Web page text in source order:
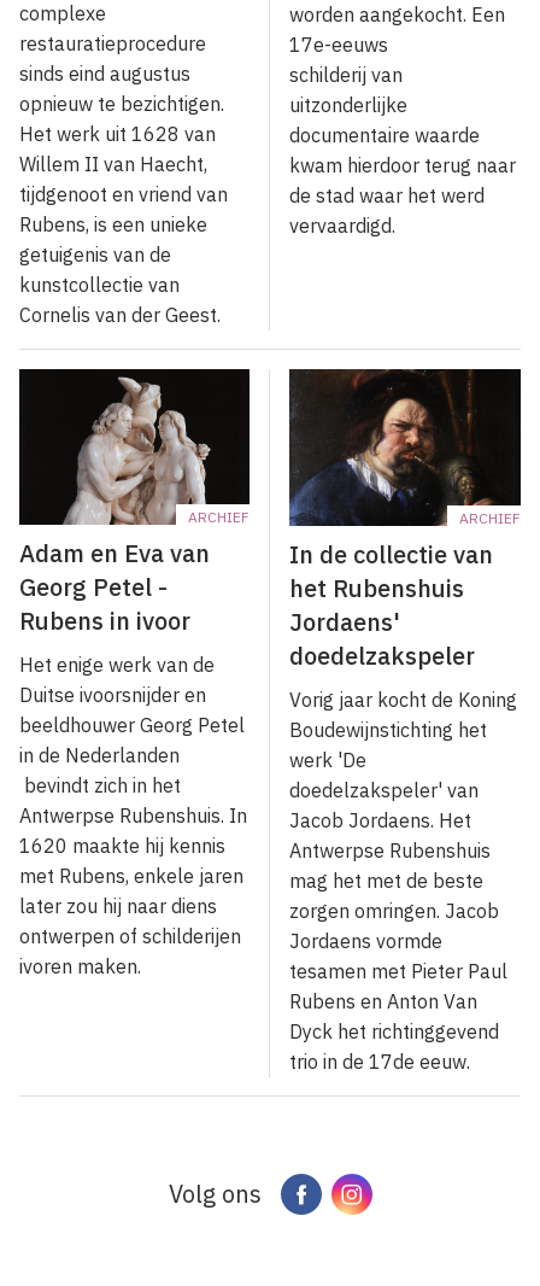
complexe
restauratieprocedure
sinds eind augustus
opnieuw te bezichtigen.
Het werk uit 1628 van
Willem II van Haecht,
tijdgenoot en vriend van
Rubens, is een unieke
getuigenis van de
kunstcollectie van
Cornelis van der Geest.
worden aangekocht. Een
17e-eeuws
schilderij van
uitzonderlijke
documentaire waarde
kwam hierdoor terug naar
de stad waar het werd
vervaardigd.
ARCHIEF
Adam en Eva van
Georg Petel -
Rubens in ivoor
Het enige werk van de
Duitse ivoorsnijder en
beeldhouwer Georg Petel
in de Nederlanden
bevindt zich in het
Antwerpse Rubenshuis. In
1620 maakte hij kennis
met Rubens, enkele jaren
later zou hij naar diens
ontwerpen of schilderijen
ivoren maken.
ARCHIEF
In de collectie van
het Rubenshuis
Jordaens'
doedelzakspeler
Vorig jaar kocht de Koning
Boudewijnstichting het
werk 'De
doedelzakspeler' van
Jacob Jordaens. Het
Antwerpse Rubenshuis
mag het met de beste
zorgen omringen. Jacob
Jordaens vormde
tesamen met Pieter Paul
Rubens en Anton Van
Dyck het richtinggevend
trio in de 17de eeuw.
Volg ons FacebookInstagram